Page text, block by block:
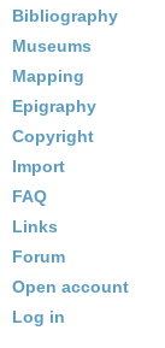
Bibliography
Museums
Mapping
Epigraphy
Copyright
Import
FAQ
Links
Forum
Open account
Log in